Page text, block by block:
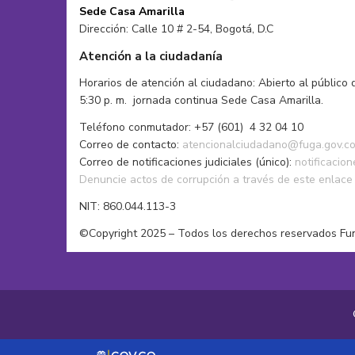
Performance
Publicidad y Comunicaciones
Teatro
Tejido
Sede Casa Amarilla
Dirección: Calle 10 # 2-54, Bogotá, D.C
Atención a la ciudadanía
Horarios de atención al ciudadano: Abierto al público
5:30 p. m. jornada continua Sede Casa Amarilla.
Teléfono conmutador: +57 (601) 4 32 04 10
Correo de contacto: atencionalciudadano@fuga.gov.co
Correo de notificaciones judiciales (único):
Denuncie actos de corrupción a través de este enlace
NIT: 860.044.113-3
©Copyright 2025 – Todos los derechos reservados